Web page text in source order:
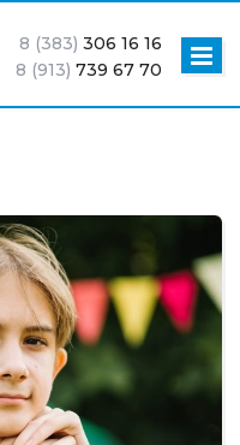
8 (383) 306 16 16
8 (913) 739 67 70